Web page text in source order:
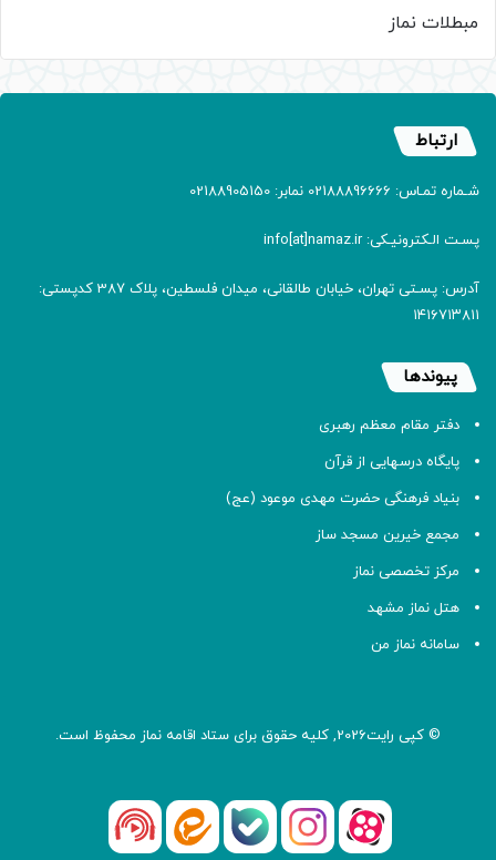
مبطلات نماز
ارتباط
شـماره تمـاس: 02188896666 نمابر: 02188905150
پسـت الـکترونیـکی: info[at]namaz.ir
آدرس: پسـتی تهران، خیابان طالقانی، میدان فلسطین، پلاک 387 کدپستی:
۱۴۱۶۷۱۳۸۱۱
پیوندها
دفتر مقام معظم رهبری
پایگاه درسهایی از قرآن
بنیاد فرهنگی حضرت مهدی موعود (عج)
مجمع خیرین مسجد ساز
مرکز تخصصی نماز
هتل نماز مشهد
سامانه نماز من
© کپی رایت2026, کلیه حقوق برای ستاد اقامه نماز محفوظ است.
آپارات اینستاگرام
بله ایتا